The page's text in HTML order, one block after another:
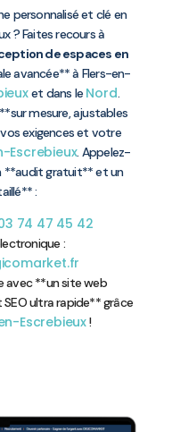
personnalisé et clé en
? Faites recours à
de espaces en
avancée** à Flers-en-
et dans le Nord.
mesure, ajustables
exigences et votre
Escrebieux. Appelez-
**audit gratuit** et un
:
74 47 45 42
:
avec **un site web
ultra rapide** grâce
Escrebieux!